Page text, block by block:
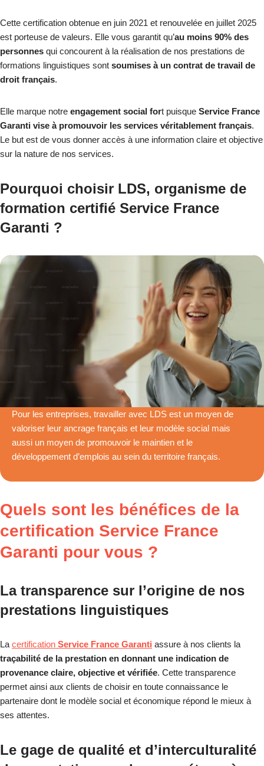
Cette certification obtenue en juin 2021 et renouvelée en juillet 2025
est porteuse de valeurs. Elle vous garantit qu’au moins 90% des
personnes qui concourent à la réalisation de nos prestations de
formations linguistiques sont soumises à un contrat de travail de
droit français.
Elle marque notre engagement social fort puisque Service France
Garanti vise à promouvoir les services véritablement français.
Le but est de vous donner accès à une information claire et objective
sur la nature de nos services.
Pourquoi choisir LDS, organisme de
formation certifié Service France
Garanti ?
Pour les entreprises, travailler avec LDS est un moyen de
valoriser leur ancrage français et leur modèle social mais
aussi un moyen de promouvoir le maintien et le
développement d’emplois au sein du territoire français.
Quels sont les bénéfices de la
certification Service France
Garanti pour vous ?
La transparence sur l’origine de nos
prestations linguistiques
La certification Service France Garanti assure à nos clients la
traçabilité de la prestation en donnant une indication de
provenance claire, objective et vérifiée. Cette transparence
permet ainsi aux clients de choisir en toute connaissance le
partenaire dont le modèle social et économique répond le mieux à
ses attentes.
Le gage de qualité et d’interculturalité